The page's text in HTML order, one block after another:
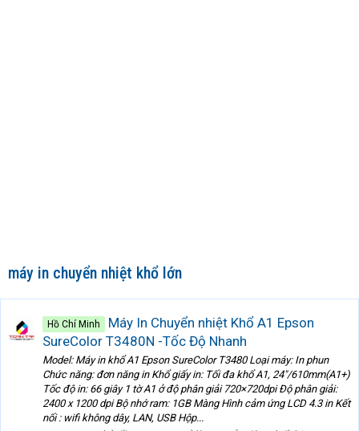
máy in chuyển nhiệt khổ lớn
Hồ Chí Minh
Máy In Chuyển nhiệt Khổ A1 Epson
SureColor T3480N -Tốc Độ Nhanh
Model: Máy in khổ A1 Epson SureColor T3480 Loại máy: In phun
Chức năng: đơn năng in Khổ giấy in: Tối đa khổ A1, 24"/610mm(A1+)
Tốc độ in: 66 giây 1 tờ A1 ở độ phân giải 720×720dpi Độ phân giải:
2400 x 1200 dpi Bộ nhớ ram: 1GB Màng Hình cảm ứng LCD 4.3 in Kết
nối : wifi không dây, LAN, USB Hộp...